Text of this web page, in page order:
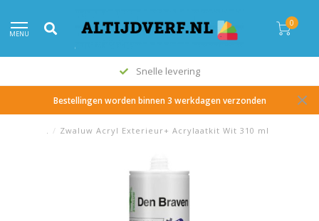
MENU
0
Snelle levering
Bestellingen worden binnen 3 werkdagen verzonden
. / Zwaluw Acryl Exterieur+ Acrylaatkit Wit 310 ml